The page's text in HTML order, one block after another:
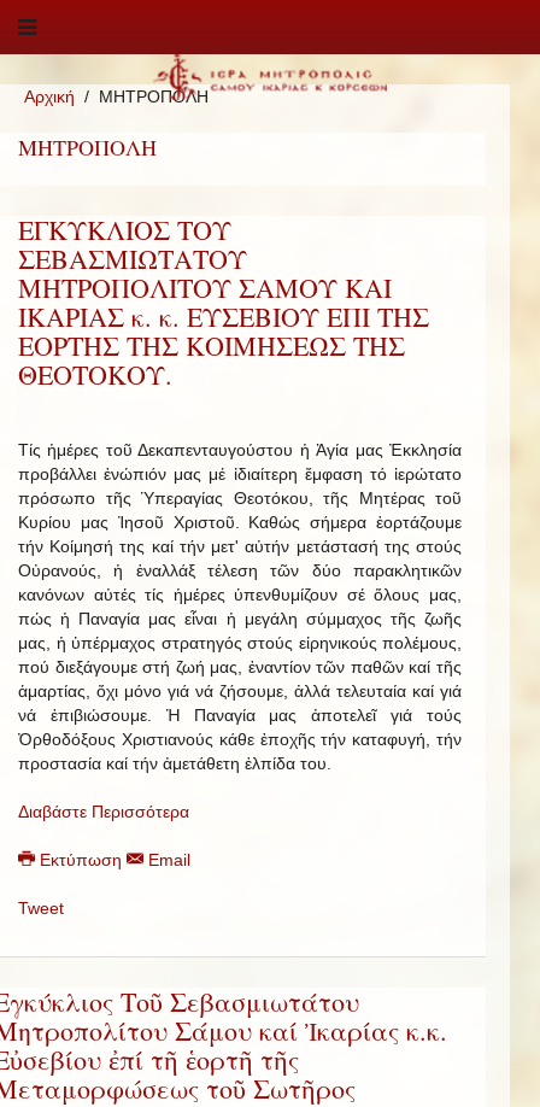
Αρχική ΜΗΤΡΟΠΟΛΗ
ΜΗΤΡΟΠΟΛΗ
ΕΓΚΥΚΛΙΟΣ ΤΟΥ
ΣΕΒΑΣΜΙΩΤΑΤΟΥ
ΜΗΤΡΟΠΟΛΙΤΟΥ ΣΑΜΟΥ ΚΑΙ
ΙΚΑΡΙΑΣ κ. κ. ΕΥΣΕΒΙΟΥ ΕΠΙ ΤΗΣ
ΕΟΡΤΗΣ ΤΗΣ ΚΟΙΜΗΣΕΩΣ ΤΗΣ
ΘΕΟΤΟΚΟΥ.
Τίς ἡμέρες τοῦ Δεκαπενταυγούστου ἡ Ἁγία μας Ἐκκλησία
προβάλλει ἐνώπιόν μας μέ ἰδιαίτερη ἔμφαση τό ἱερώτατο
πρόσωπο τῆς Ὑπεραγίας Θεοτόκου, τῆς Μητέρας τοῦ
Κυρίου μας Ἰησοῦ Χριστοῦ. Καθώς σήμερα ἑορτάζουμε
τήν Κοίμησή της καί τήν μετ' αὐτήν μετάστασή της στούς
Οὐρανούς, ἡ ἐναλλάξ τέλεση τῶν δύο παρακλητικῶν
κανόνων αὐτές τίς ἡμέρες ὑπενθυμίζουν σέ ὅλους μας,
πώς ἡ Παναγία μας εἶναι ἡ μεγάλη σύμμαχος τῆς ζωῆς
μας, ἡ ὑπέρμαχος στρατηγός στούς εἰρηνικούς πολέμους,
πού διεξάγουμε στή ζωή μας, ἐναντίον τῶν παθῶν καί τῆς
ἁμαρτίας, ὄχι μόνο γιά νά ζήσουμε, ἀλλά τελευταία καί γιά
νά ἐπιβιώσουμε. Ἡ Παναγία μας ἀποτελεῖ γιά τούς
Ὀρθοδόξους Χριστιανούς κάθε ἐποχῆς τήν καταφυγή, τήν
προστασία καί τήν ἀμετάθετη ἐλπίδα του.
Διαβάστε Περισσότερα
Εκτύπωση Email
Tweet
Τοῦ Σεβασμιωτάτου
Σάμου καί Ἰκαρίας κ.κ.
ἐπί τῆ ἑορτῆ τῆς
τοῦ Σωτῆρος